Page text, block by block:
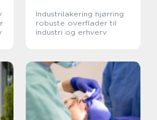
Industrilakering hjørring
robuste overflader til
industri og erhverv